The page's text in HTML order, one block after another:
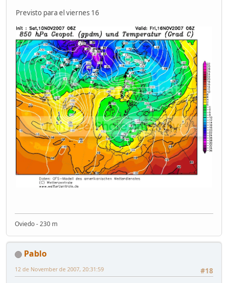
Previsto para el viernes 16
Oviedo - 230 m
Pablo
#18
12 de November de 2007, 20:31:59